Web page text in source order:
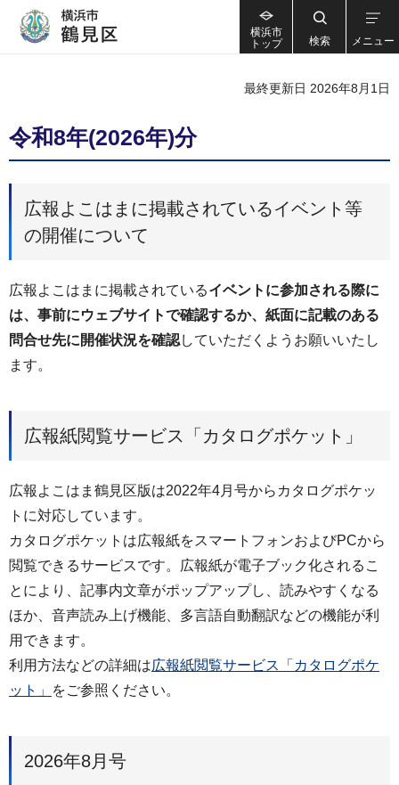
横浜市
トップ
検索 メニュー
最終更新日 2026年8月1日
令和8年(2026年)分
広報よこはまに掲載されているイベント等
の開催について
広報よこはまに掲載されているイベントに参加される際に
は、事前にウェブサイトで確認するか、紙面に記載のある
問合せ先に開催状況を確認していただくようお願いいたし
ます。
広報紙閲覧サービス「カタログポケット」
広報よこはま鶴見区版は2022年4月号からカタログポケッ
トに対応しています。
カタログポケットは広報紙をスマートフォンおよびPCから
閲覧できるサービスです。広報紙が電子ブック化されるこ
とにより、記事内文章がポップアップし、読みやすくなる
ほか、音声読み上げ機能、多言語自動翻訳などの機能が利
用できます。
利用方法などの詳細は広報紙閲覧サービス「カタログポケ
ット」
をご参照ください。
2026年8月号